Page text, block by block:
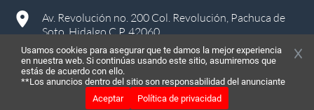
Av. Revolución no. 200 Col. Revolución, Pachuca de
Soto, Hidalgo C.P. 42060
2026, Todos los derechos reservados
Usamos cookies para asegurar que te damos la mejor experiencia
en nuestra web. Si continúas usando este sitio, asumiremos que
estás de acuerdo con ello.
**Los anuncios dentro del sitio son responsabilidad del anunciante
Aceptar
Política de privacidad